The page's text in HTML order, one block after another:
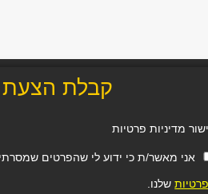
קבלת הצעת
מדיניות פרטיות
אני מאשר/ת כי ידוע לי שהפרטים שמסרתי יישמרו
שלנו.